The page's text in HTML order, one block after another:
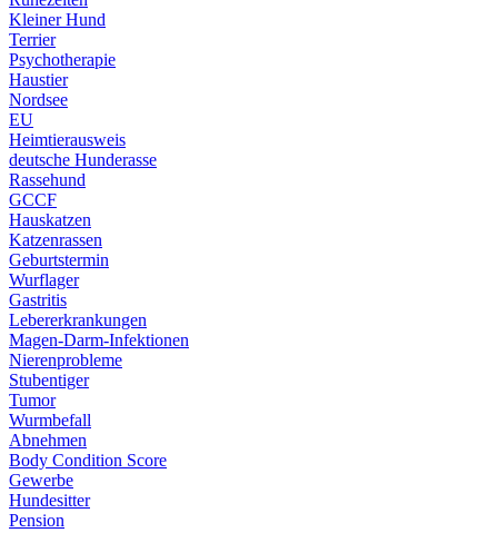
Kleiner Hund
Terrier
Psychotherapie
Haustier
Nordsee
EU
Heimtierausweis
deutsche Hunderasse
Rassehund
GCCF
Hauskatzen
Katzenrassen
Geburtstermin
Wurflager
Gastritis
Lebererkrankungen
Magen-Darm-Infektionen
Nierenprobleme
Stubentiger
Tumor
Wurmbefall
Abnehmen
Body Condition Score
Gewerbe
Hundesitter
Pension